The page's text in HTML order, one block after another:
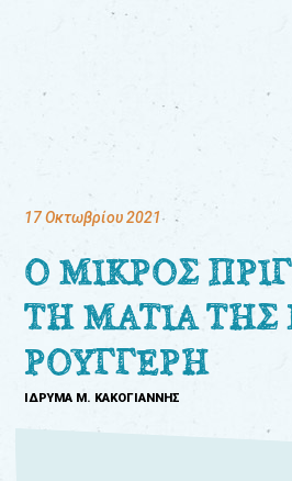
17 Οκτωβρίου 2021
Ο ΜΙΚΡΟΣ
ΤΗ ΜΑΤΙΑ
ΡΟΥΓΓΕΡΗ
ΙΔΡΥΜΑ Μ. ΚΑΚΟΓΙΑΝΝΗΣ
τους:
εκπαιδευτικούς
συλλόγους
παραγωγούς
&
συνεργάτες